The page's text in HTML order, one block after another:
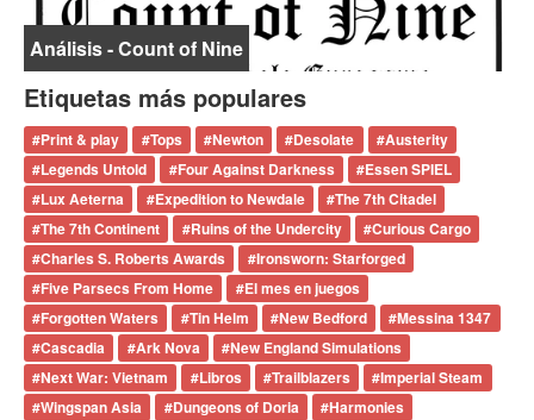
Análisis - Count of Nine
Etiquetas más populares
#Print & play #Tops #Newton #Desolate #Austerity
#Legends Untold #Four Against Darkness #Essen SPIEL
#Lux Aeterna #Expedition to Newdale #The 7th Citadel
#The 7th Continent #Ruins of the Undercity #Curious Cargo
#Charles S. Roberts Awards #Ironsworn: Starforged
#Five Parsecs From Home #El mes en juegos
#Forgotten Waters #Tin Helm #New Bedford #Messina 1347
#Cascadia #Ark Nova #New England Simulations
#Next War: Vietnam #Libros #Trailblazers #Imperial Steam
#Wingspan Asia #Dungeons of Doria #Harmonies